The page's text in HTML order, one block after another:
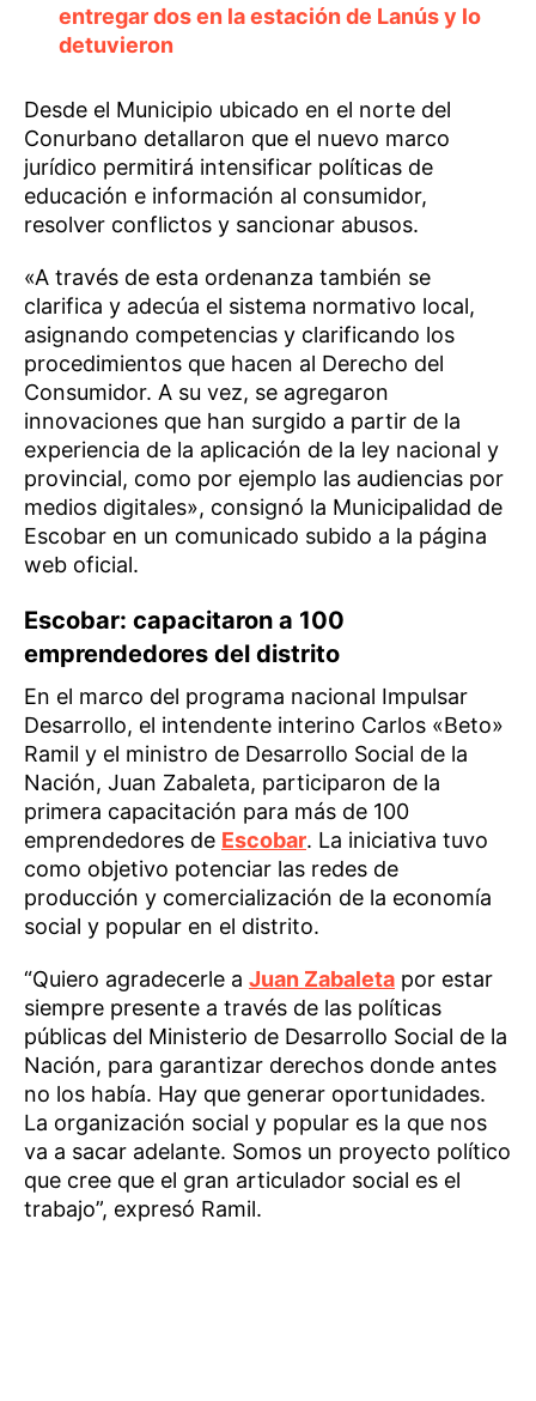
entregar dos en la estación de Lanús y lo
detuvieron
Desde el Municipio ubicado en el norte del
Conurbano detallaron que el nuevo marco
jurídico permitirá intensificar políticas de
educación e información al consumidor,
resolver conflictos y sancionar abusos.
«A través de esta ordenanza también se
clarifica y adecúa el sistema normativo local,
asignando competencias y clarificando los
procedimientos que hacen al Derecho del
Consumidor. A su vez, se agregaron
innovaciones que han surgido a partir de la
experiencia de la aplicación de la ley nacional y
provincial, como por ejemplo las audiencias por
medios digitales», consignó la Municipalidad de
Escobar en un comunicado subido a la página
web oficial.
Escobar: capacitaron a 100
emprendedores del distrito
En el marco del programa nacional Impulsar
Desarrollo, el intendente interino Carlos «Beto»
Ramil y el ministro de Desarrollo Social de la
Nación, Juan Zabaleta, participaron de la
primera capacitación para más de 100
emprendedores de Escobar. La iniciativa tuvo
como objetivo potenciar las redes de
producción y comercialización de la economía
social y popular en el distrito.
“Quiero agradecerle a Juan Zabaleta por estar
siempre presente a través de las políticas
públicas del Ministerio de Desarrollo Social de la
Nación, para garantizar derechos donde antes
no los había. Hay que generar oportunidades.
La organización social y popular es la que nos
va a sacar adelante. Somos un proyecto político
que cree que el gran articulador social es el
trabajo”, expresó Ramil.